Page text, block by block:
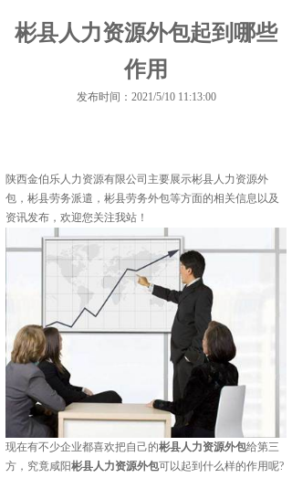
彬县人力资源外包起到哪些
作用
发布时间：2021/5/10 11:13:00
陕西金伯乐人力资源有限公司主要展示彬县人力资源外
包 ，彬县劳务派遣，彬县劳务外包等方面的相关信息以及
资讯发布，欢迎您关注我站！
现在有不少企业都喜欢把自己的彬县人力资源外包给第三
方，究竟咸阳彬县人力资源外包可以起到什么样的作用呢?